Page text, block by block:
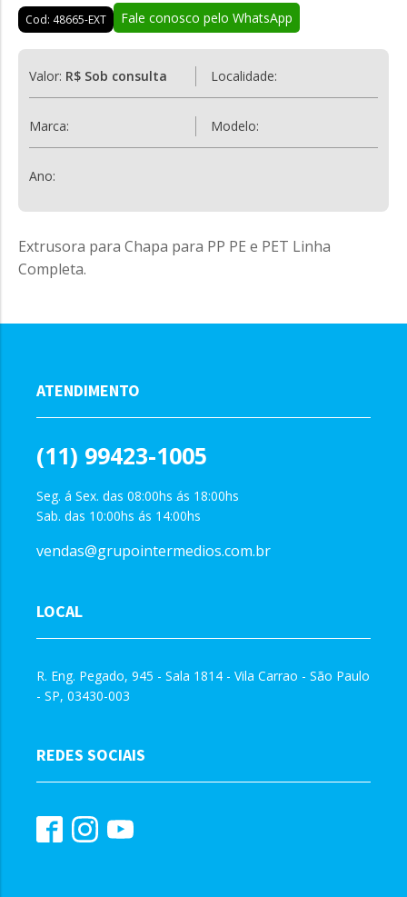
Cod: 48665-EXT Fale conosco pelo WhatsApp
Valor: R$ Sob consulta Localidade:
Marca: Modelo:
Ano:
Extrusora para Chapa para PP PE e PET Linha
Completa.
ATENDIMENTO
(11) 99423-1005
Seg. á Sex. das 08:00hs ás 18:00hs
Sab. das 10:00hs ás 14:00hs
vendas@grupointermedios.com.br
LOCAL
R. Eng. Pegado, 945 - Sala 1814 - Vila Carrao - São Paulo
- SP, 03430-003
REDES SOCIAIS